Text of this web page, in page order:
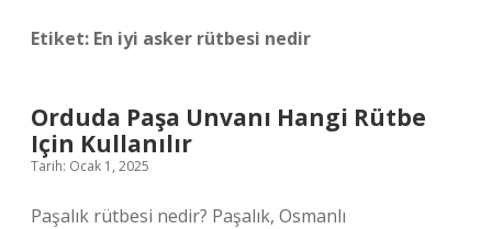
Etiket: En iyi asker rütbesi nedir
Orduda Paşa Unvanı Hangi Rütbe
Için Kullanılır
Tarih: Ocak 1, 2025
Paşalık rütbesi nedir? Paşalık, Osmanlı